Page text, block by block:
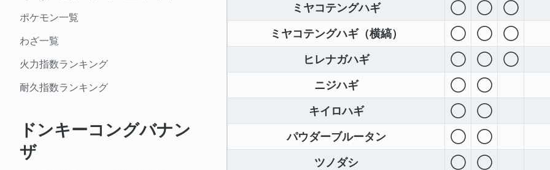
ポケモン一覧
わざ一覧
火力指数ランキング
耐久指数ランキング
ドンキーコングバナン
ザ
ミヤコテングハギ
◯ ◯
◯
ミヤコテングハギ（横縞）
◯ ◯
◯
ヒレナガハギ
◯ ◯
◯
ニジハギ
◯
◯
キイロハギ
◯
◯
パウダーブルータン
◯
◯
ツノダシ
◯
◯